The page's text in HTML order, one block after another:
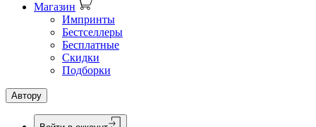
Магазин
Импринты
Бестселлеры
Бесплатные
Скидки
Подборки
Автору